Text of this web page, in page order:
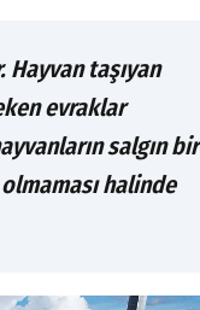
taşıyan
evraklar
salgın bir
olmaması halinde